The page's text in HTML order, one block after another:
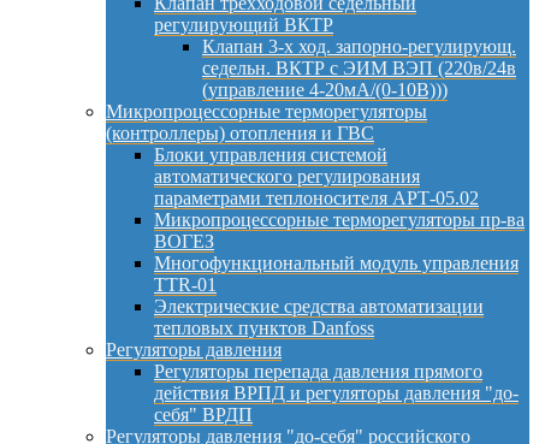
регулирующий ВКТР
Клапан 3-х ход. запорно-регулирующ.
седельн. ВКТР с ЭИМ ВЭП (220в/24в
(управление 4-20мА/(0-10В)))
Микропроцессорные терморегуляторы
(контроллеры) отопления и ГВС
Блоки управления системой
автоматического регулирования
параметрами теплоносителя АРТ-05.02
Микропроцессорные терморегуляторы пр-ва
ВОГЕЗ
Многофункциональный модуль управления
TTR-01
Электрические средства автоматизации
тепловых пунктов Danfoss
Регуляторы давления
Регуляторы перепада давления прямого
действия ВРПД и регуляторы давления "до-
себя" ВРДП
Регуляторы давления "до-себя" российского